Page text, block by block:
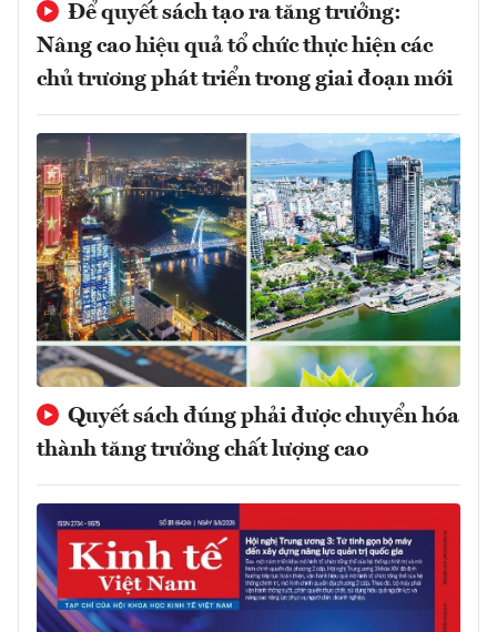
Để quyết sách tạo ra tăng trưởng:
Nâng cao hiệu quả tổ chức thực hiện các
chủ trương phát triển trong giai đoạn mới
Quyết sách đúng phải được chuyển hóa
thành tăng trưởng chất lượng cao